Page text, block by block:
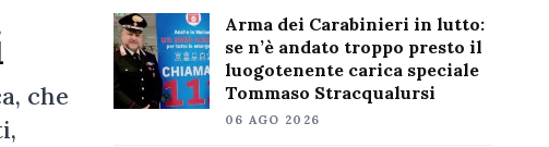
che
Arma dei Carabinieri in lutto:
se n’è andato troppo presto il
luogotenente carica speciale
Tommaso Stracqualursi
06 AGO 2026